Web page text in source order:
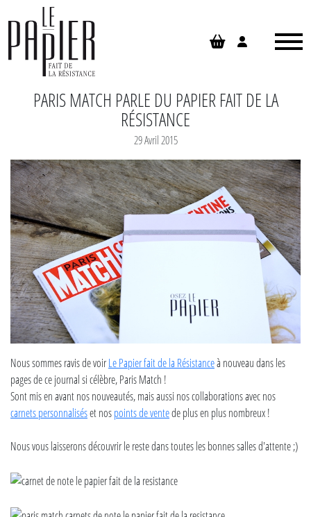
PARIS MATCH PARLE DU PAPIER FAIT DE LA
RÉSISTANCE
29 Avril 2015
Nous sommes ravis de voirLe Papier fait de la Résistanceà nouveau dans les
pages de ce journal si célèbre, Paris Match !
Sont mis en avant nos nouveautés, mais aussi nos collaborations avec nos
carnets personnaliséset nospoints de ventede plus en plus nombreux !
Nous vous laisserons découvrir le reste dans toutes les bonnes salles d'attente ;)
Panneau de gestion des cookies